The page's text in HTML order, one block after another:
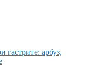
арбуз,